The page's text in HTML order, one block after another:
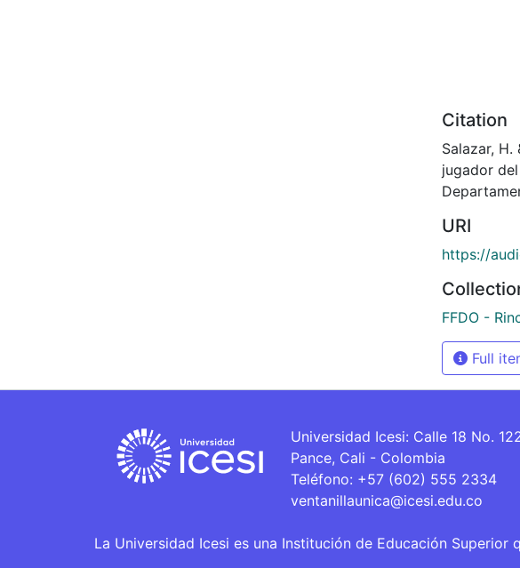
Citation
Salazar,
jugador
URI
https://
FFDO -
Full
Universidad Icesi: Calle 18 No.
Pance, Cali - Colombia
Teléfono: +57 (602) 555 2334
ventanillaunica@icesi.edu.co
La Universidad Icesi es una Institución de Educación